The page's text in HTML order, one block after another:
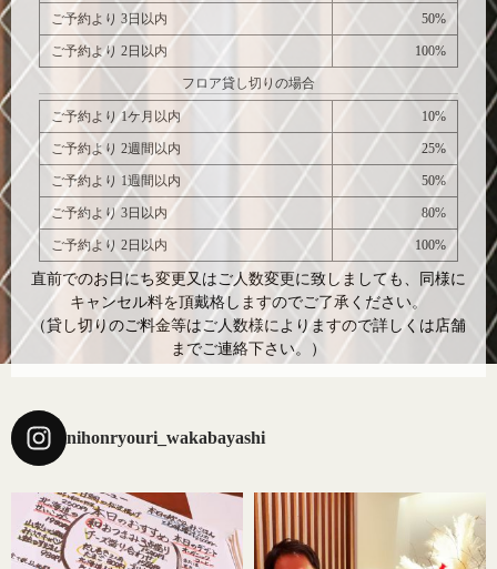
ご予約より 3日以内 50%
ご予約より 2日以内 100%
フロア貸し切りの場合
ご予約より 1ケ月以内 10%
ご予約より 2週間以内 25%
ご予約より 1週間以内 50%
ご予約より 3日以内 80%
ご予約より 2日以内 100%
直前でのお日にち変更又はご人数変更に致しましても、同様に
キャンセル料を頂戴格しますのでご了承ください。
（貸し切りのご料金等はご人数様によりますので詳しくは店舗
までご連絡下さい。）
nihonryouri_wakabayashi